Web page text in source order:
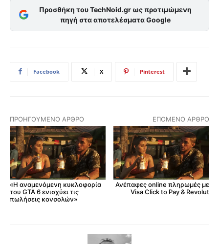
Προσθήκη του TechNoid.gr ως προτιμώμενη
πηγή στα αποτελέσματα Google
Facebook X Pinterest
ΠΡΟΗΓΟΎΜΕΝΟ ΆΡΘΡΟ
«Η αναμενόμενη κυκλοφορία
του GTA 6 ενισχύει τις
πωλήσεις κονσολών»
ΕΠΌΜΕΝΟ ΆΡΘΡΟ
Ανέπαφες online πληρωμές με
Visa Click to Pay & Revolut